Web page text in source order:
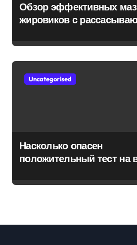
Обзор эффективных
жировиков с
Uncategorised
Насколько опасен
положительный тест на